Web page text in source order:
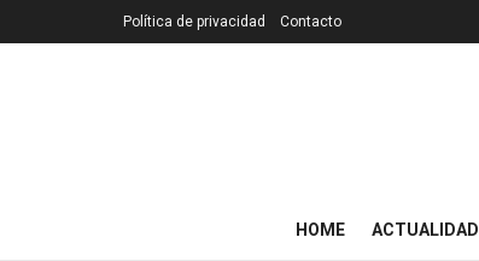
Política de privacidad Contacto
HOME ACTUALIDAD